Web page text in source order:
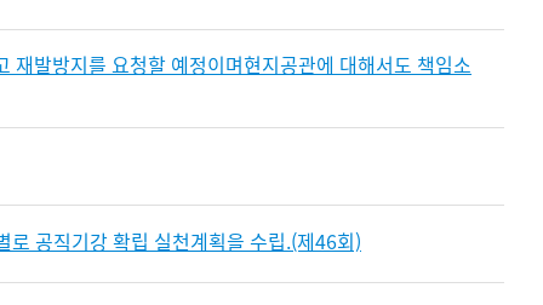
발방지를 요청할 예정이며현지공관에 대해서도 책임소
공직기강 확립 실천계획을 수립.(제46회)